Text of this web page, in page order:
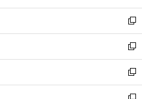
ウ
で
開
く
ン
ド
ウ
で
開
く
ウ
ィ
ン
ド
ウ
で
開
し
い
ウ
ィ
ン
ド
ウ
新
し
い
ウ
ィ
ン
新
し
い
ウ
新
し